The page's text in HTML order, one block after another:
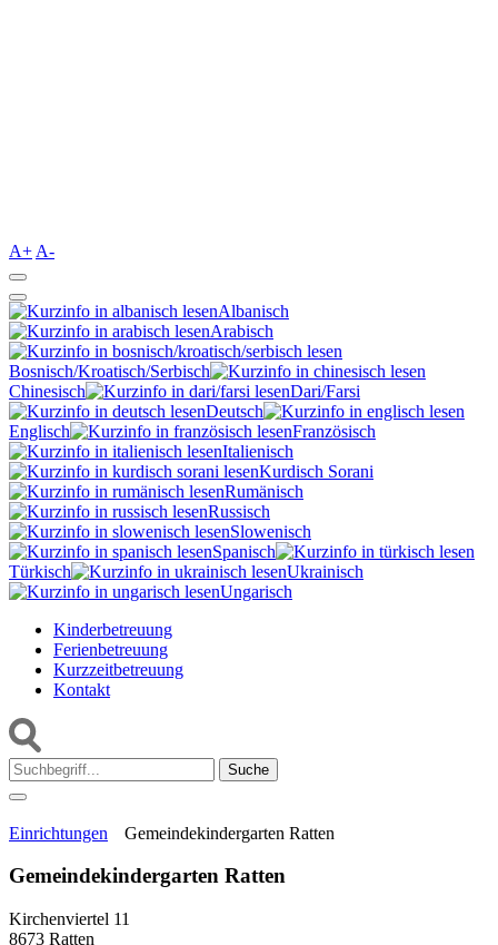
A+ A-
Albanisch
Arabisch
Bosnisch/Kroatisch/Serbisch
Chinesisch
Dari/Farsi
Deutsch
Englisch
Französisch
Italienisch
Kurdisch Sorani‎
Rumänisch
Russisch
Slowenisch
Spanisch
Türkisch
Ukrainisch
Ungarisch
Kinderbetreuung
Ferienbetreuung
Kurzzeitbetreuung
Kontakt
Suche:
Einrichtungen Gemeindekindergarten Ratten
Gemeindekindergarten Ratten
Kirchenviertel 11
8673 Ratten